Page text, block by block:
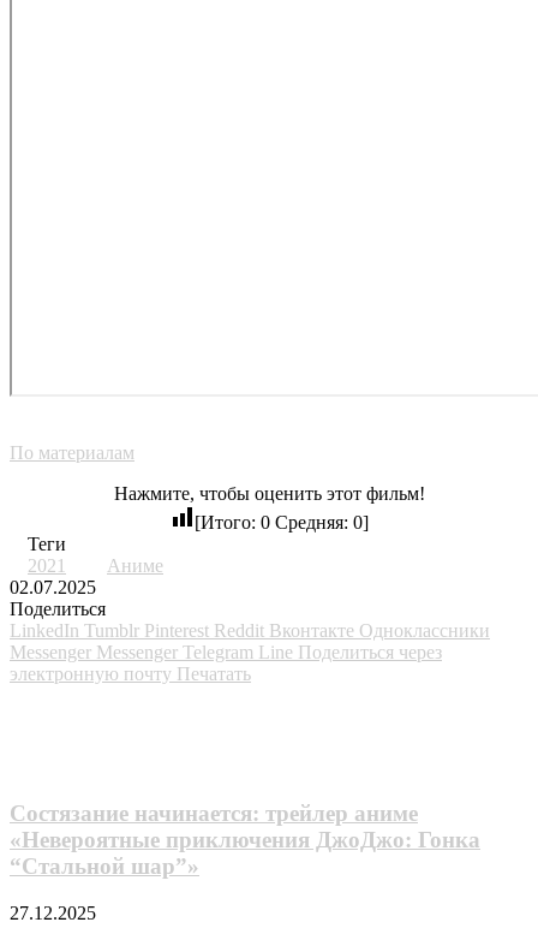
По материалам
Нажмите, чтобы оценить этот фильм!
[Итого: 0Средняя: 0]
Теги
2021
Аниме
02.07.2025
Поделиться
LinkedIn Tumblr Pinterest Reddit Вконтакте Одноклассники
Messenger Messenger Telegram Line Поделиться через
электронную почту Печатать
Состязание начинается: трейлер аниме
«Невероятные приключения ДжоДжо: Гонка
“Стальной шар”»
27.12.2025